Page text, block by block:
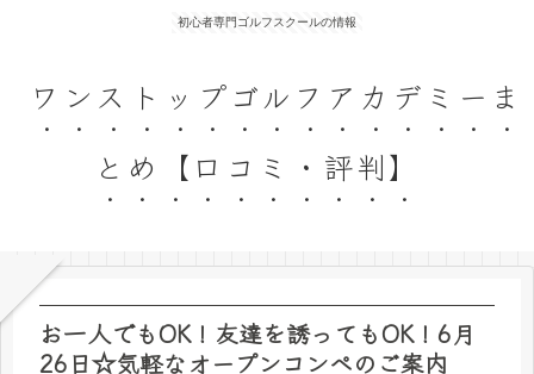
初心者専門ゴルフスクールの情報
ワンストップゴルフアカデミーま
とめ【口コミ・評判】
お一人でもOK！友達を誘ってもOK！6月
26日☆気軽なオープンコンペのご案内